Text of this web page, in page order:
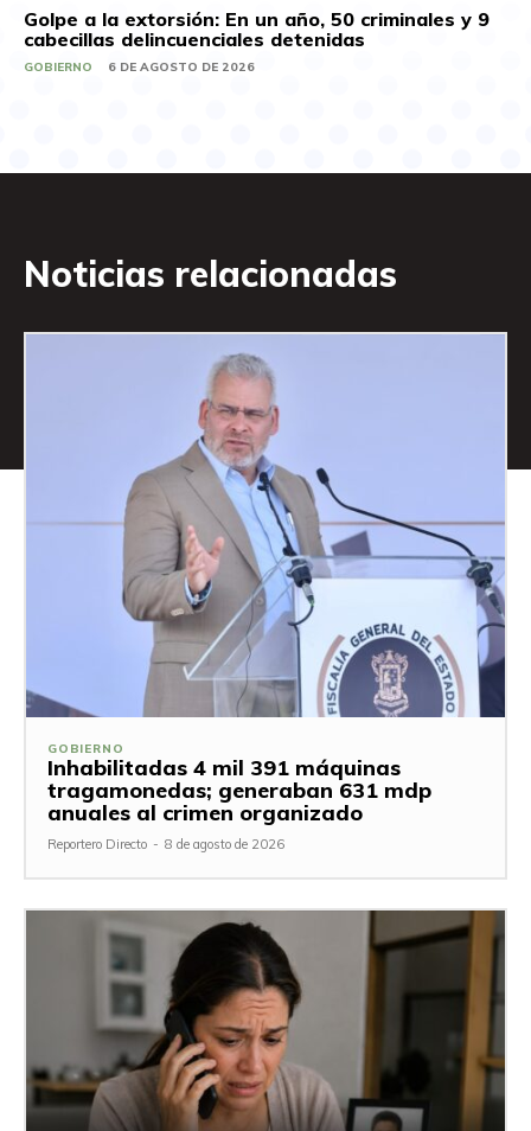
Golpe a la extorsión: En un año, 50 criminales y 9
cabecillas delincuenciales detenidas
GOBIERNO 6 DE AGOSTO DE 2026
Noticias relacionadas
GOBIERNO
Inhabilitadas 4 mil 391 máquinas
tragamonedas; generaban 631 mdp
anuales al crimen organizado
Reportero Directo - 8 de agosto de 2026